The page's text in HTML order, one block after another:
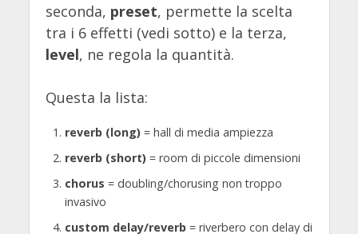
seconda, preset, permette la scelta
tra i 6 effetti (vedi sotto) e la terza,
level, ne regola la quantità.
Questa la lista:
reverb (long)= hall di media ampiezza
reverb (short)= room di piccole dimensioni
chorus = doubling/chorusing non troppo
invasivo
custom delay/reverb= riverbero con delay di